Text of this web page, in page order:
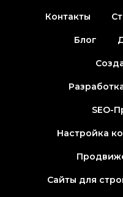
Контакты
Блог
SEO-
Настройка
Сайты для